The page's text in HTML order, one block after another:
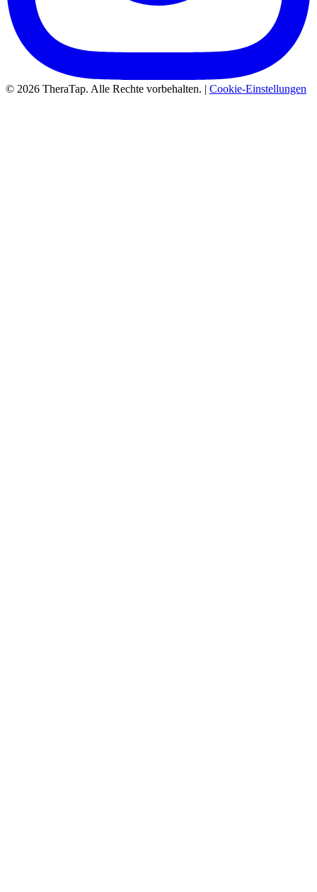
© 2026 TheraTap. Alle Rechte vorbehalten. | Cookie-Einstellungen